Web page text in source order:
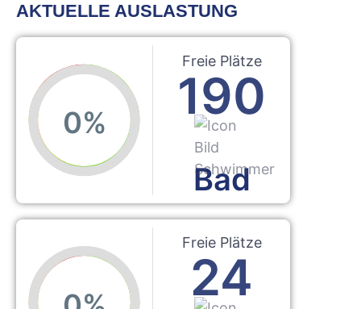
AKTUELLE AUSLASTUNG
Freie Plätze
Bad
190
Freie Plätze
24